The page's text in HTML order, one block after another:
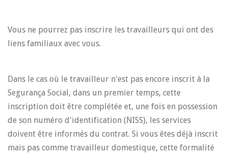
Vous ne pourrez pas inscrire les travailleurs qui ont des
liens familiaux avec vous.
Dans le cas où le travailleur n'est pas encore inscrit à la
Segurança Social, dans un premier temps, cette
inscription doit être complétée et, une fois en possession
de son numéro d'identification (NISS), les services
doivent être informés du contrat. Si vous êtes déjà inscrit
mais pas comme travailleur domestique, cette formalité